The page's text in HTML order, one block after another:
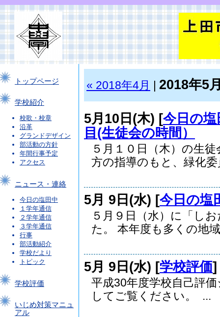
トップページ
学校紹介
校歌・校章
沿革
グランドデザイン
部活動の方針
年間行事予定
アクセス
ニュース・連絡
今日の塩田中
１学年通信
２学年通信
３学年通信
行事
部活動紹介
学校だより
トピック
学校評価
いじめ対策マニュ
アル
« 2018年4月 2018年5
5月10日(木) [今日の塩
目(生徒会の時間）
５月１０日（木）の生
方の指導のもと、緑化委
5月 9日(水) [今日の塩
５月９日（水）に「し
た。 本年度も多くの地
5月 9日(水) [学校評価
平成30年度学校自己評
してご覧ください。 ...